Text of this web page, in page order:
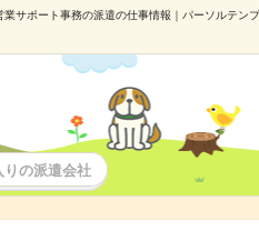
業サポート事務の派遣の仕事情報｜パーソルテ
りの派遣会社